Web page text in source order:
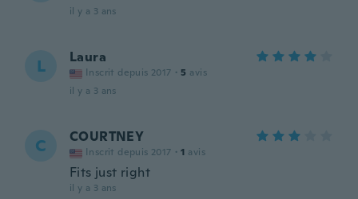
il y a 3 ans
L Laura
Inscrit depuis 2017 · 5 avis
il y a 3 ans
C COURTNEY
Inscrit depuis 2017 · 1 avis
Fits just right
il y a 3 ans